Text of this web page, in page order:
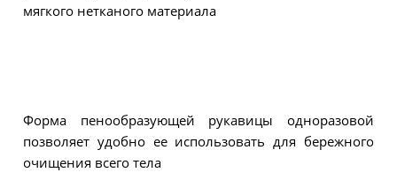
мягкого нетканого материала
Форма пенообразующей рукавицы одноразовой
позволяет удобно ее использовать для бережного
очищения всего тела